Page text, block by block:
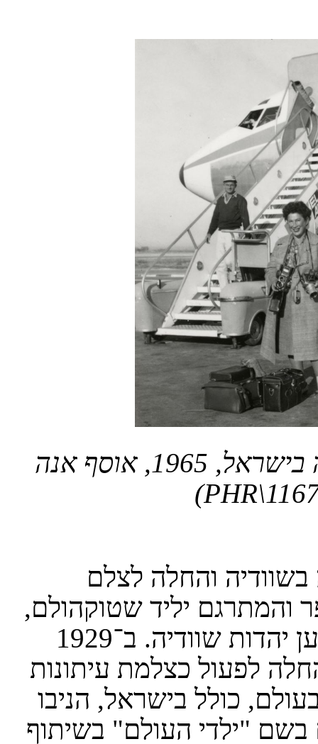
אנה ריבקין־בריק, באחד מביקוריה בישראל, 1965, אוסף אנה
בשוודיה והחלה לצלם
והמתרגם יליד שטוקהולם,
דניאל בריק, ציוני שפעל רבות גם למען יהדות שוודיה. ב־1929
לפעול כצלמת עיתונות
כולל בישראל, הניבו
בשם "ילדי העולם" בשיתוף